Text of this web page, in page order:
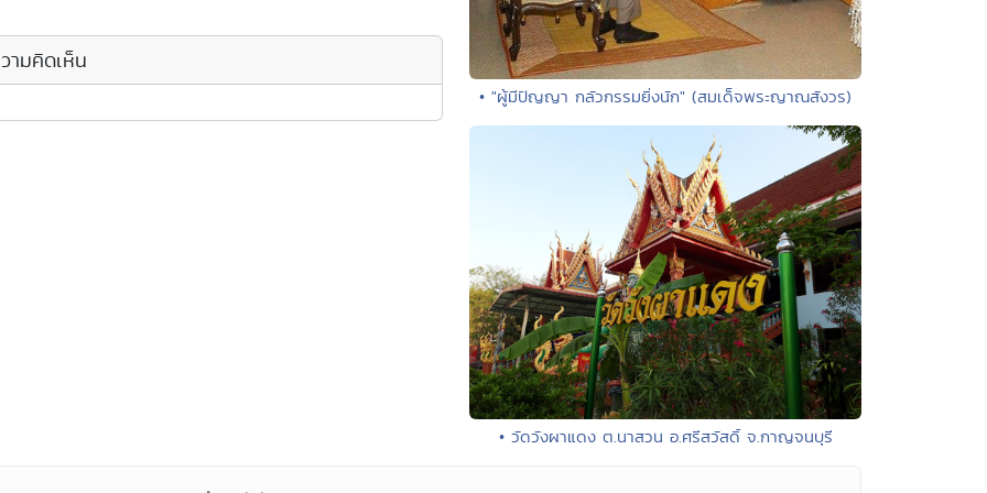
ามคิดเห็น
• "ผู้มีปัญญา กลัวกรรมยิ่งนัก" (สมเด็จพระญาณสังวร)
• วัดวังผาแดง ต.นาสวน อ.ศรีสวัสดิ์ จ.กาญจนบุรี